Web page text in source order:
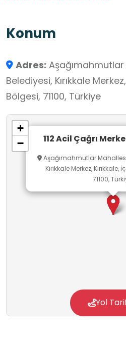
Böylece acil durumlarda
gereksiz aramaların
fark ederek sorumlu
Ayrıca afet, kaza ve
kurumlar arası
sağlandığını görmeleri,
ve toplumsal farkındalık
Bu ziyaret, öğrencilerin
güvenli yaşam
tanıma kazanımlarını
öğrenmenin okul dışına
Konum
Adres: Aşağımahmutlar
Belediyesi, Kırıkkale
Bölgesi, 71100, Türkiye
112 Acil Çağrı
Aşağımahmutlar Mahallesi,
Kırıkkale Merkez,
71100,
+
−
Yol